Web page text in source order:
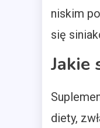
niskim
się
Jakie
diety,